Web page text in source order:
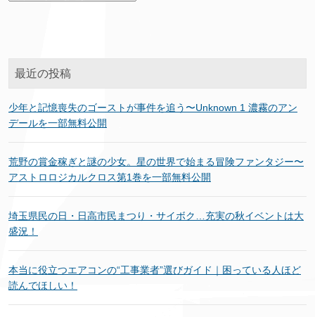
最近の投稿
少年と記憶喪失のゴーストが事件を追う〜Unknown 1 濃霧のアン
デールを一部無料公開
荒野の賞金稼ぎと謎の少女。星の世界で始まる冒険ファンタジー〜
アストロロジカルクロス第1巻を一部無料公開
埼玉県民の日・日高市民まつり・サイボク…充実の秋イベントは大
盛況！
本当に役立つエアコンの“工事業者”選びガイド｜困っている人ほど
読んでほしい！